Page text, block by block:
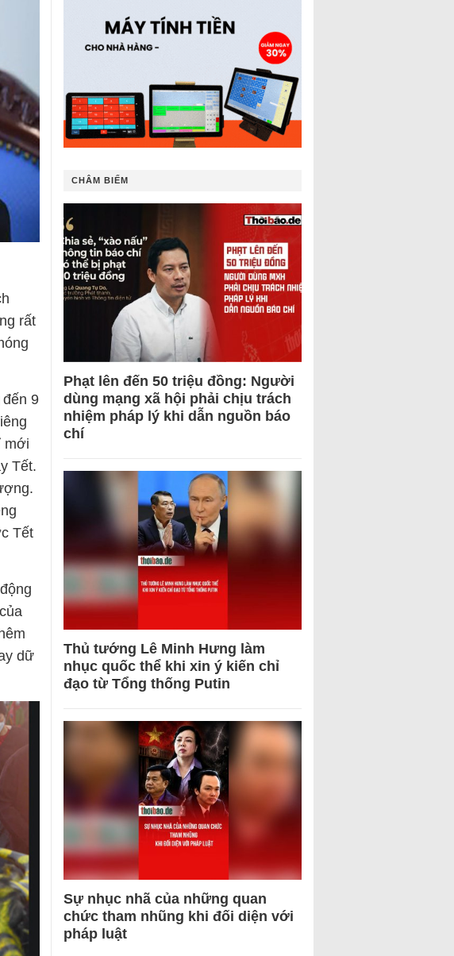
rất
9
mới
Tết.
Tết
dữ
CHÂM BIẾM
Phạt lên đến 50 triệu đồng: Người
dùng mạng xã hội phải chịu trách
nhiệm pháp lý khi dẫn nguồn báo
chí
Thủ tướng Lê Minh Hưng làm
nhục quốc thể khi xin ý kiến chỉ
đạo từ Tổng thống Putin
Sự nhục nhã của những quan
chức tham nhũng khi đối diện với
pháp luật